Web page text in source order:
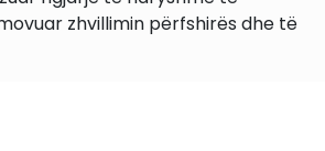
zhvillimin përfshirës dhe të